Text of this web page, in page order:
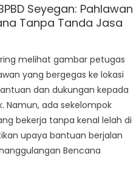
Seyegan: Pahlawan
Tanpa Tanda Jasa
melihat gambar petugas
yang bergegas ke lokasi
dan dukungan kepada
Namun, ada sekelompok
bekerja tanpa kenal lelah di
upaya bantuan berjalan
Bencana